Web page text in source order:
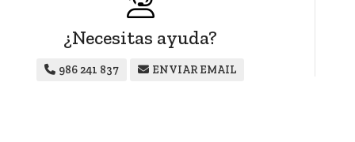
¿Necesitas ayuda?
986 241 837 ENVIAR EMAIL